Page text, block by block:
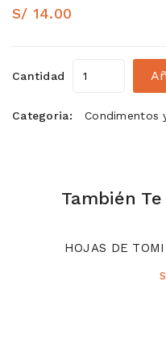
S/ 14.00
Cantidad
Categoria: Condimentos
También
HOJAS DE